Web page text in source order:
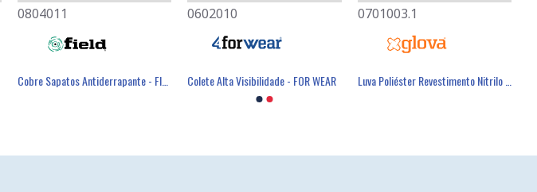
0804011
Cobre Sapatos Antiderrapante - FIELD
0602010
Colete Alta Visibilidade - FOR WEAR
0701003.1
Luva Poliéster Revestimento Nitrilo Cinzento - GLOVA